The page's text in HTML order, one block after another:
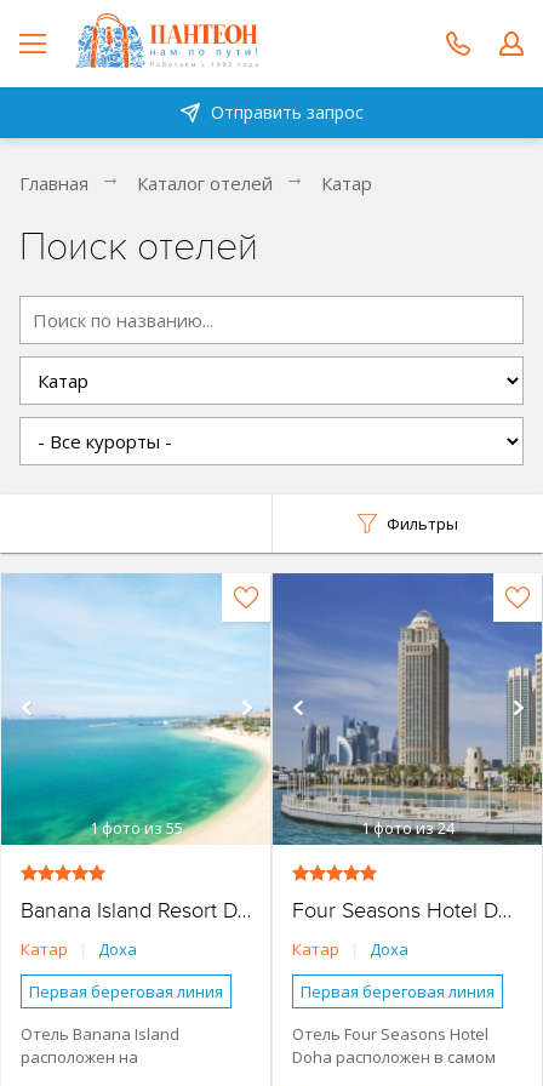
Отправить запрос
Главная Каталог отелей Катар
Поиск отелей
Фильтры
1фото из 55
Banana Island Resort Doha By Anantara
Катар
Доха
Первая береговая линия
Бунгало
Виллы
2 спальни
3 спальни
Отель Banana Island
расположен на
1фото из 24
Four Seasons Hotel Doha
Катар
Доха
Первая береговая линия
Наличие туристической
инфраструктуры рядом
Отель Four Seasons Hotel
Doha расположен в самом